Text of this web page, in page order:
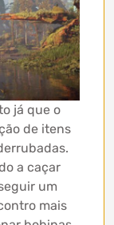
já que o
de itens
a caçar
um
mais